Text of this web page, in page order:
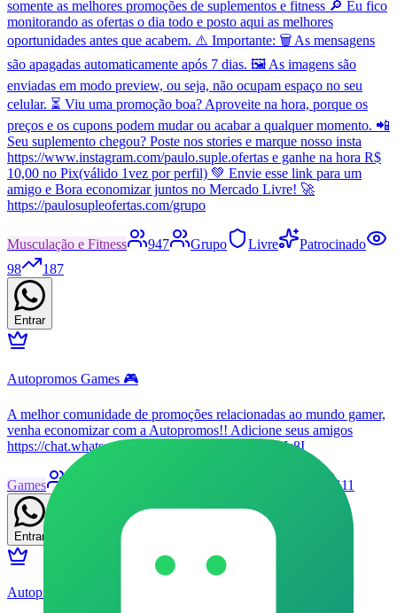
somente as melhores promoções de suplementos e fitness 🔎 Eu fico
monitorando as ofertas o dia todo e posto aqui as melhores
oportunidades antes que acabem. ⚠️ Importante: 🗑️ As mensagens
são apagadas automaticamente após 7 dias. 🖼️ As imagens são
enviadas em modo preview, ou seja, não ocupam espaço no seu
celular. ⏳ Viu uma promoção boa? Aproveite na hora, porque os
preços e os cupons podem mudar ou acabar a qualquer momento. 📲
Seu suplemento chegou? Poste nos stories e marque nosso insta
https://www.instagram.com/paulo.suple.ofertas e ganhe na hora R$
10,00 no Pix(válido 1vez por perfil) 💚 Envie esse link para um
amigo e Bora economizar juntos no Mercado Livre! 🚀
https://paulosupleofertas.com/grupo
Musculação e Fitness 947 Grupo Livre
Patrocinado
98
187
Entrar
Autopromos Games 🎮
A melhor comunidade de promoções relacionadas ao mundo gamer,
venha economizar com a Autopromos!! Adicione seus amigos
https://chat.whatsapp.com/K28s6q9z5jd93Hdt0QIs8I
Games 111
Entrar
Autopromos VIP 🚗🏁